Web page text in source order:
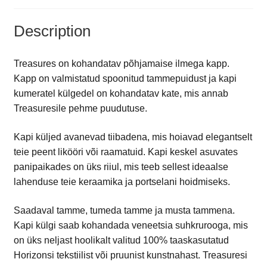
Description
Treasures on kohandatav põhjamaise ilmega kapp.
Kapp on valmistatud spoonitud tammepuidust ja kapi
kumeratel külgedel on kohandatav kate, mis annab
Treasuresile pehme puudutuse.
Kapi küljed avanevad tiibadena, mis hoiavad elegantselt
teie peent likööri või raamatuid. Kapi keskel asuvates
panipaikades on üks riiul, mis teeb sellest ideaalse
lahenduse teie keraamika ja portselani hoidmiseks.
Saadaval tamme, tumeda tamme ja musta tammena.
Kapi külgi saab kohandada veneetsia suhkrurooga, mis
on üks neljast hoolikalt valitud 100% taaskasutatud
Horizonsi tekstiilist või pruunist kunstnahast. Treasuresi